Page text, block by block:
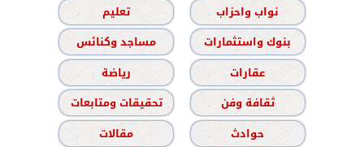
نواب واحزاب
تعليم
بنوك واستثمارات
مساجد وكنائس
عقارات
رياضة
ثقافة وفن
تحقيقات ومتابعات
حوادث
مقالات